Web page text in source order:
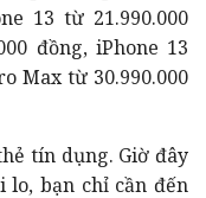
13 từ 21.990.000
đồng, iPhone 13
Max từ 30.990.000
tín dụng. Giờ đây
lo, bạn chỉ cần đến